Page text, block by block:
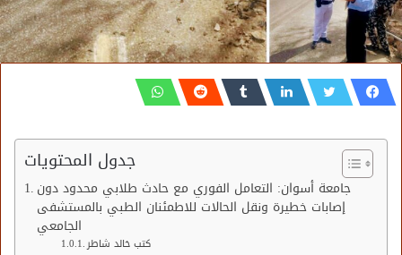
جدول المحتويات
جامعة أسوان: التعامل الفوري مع حادث طلابي محدود دون
إصابات خطيرة ونقل الحالات للاطمئنان الطبي بالمستشفى
الجامعي
كتب خالد شاطر